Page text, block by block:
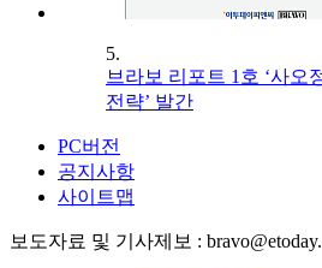
5.
브라보 리포트 1호 ‘사오
전략’ 발간
PC버전
공지사항
사이트맵
보도자료 및 기사제보 :